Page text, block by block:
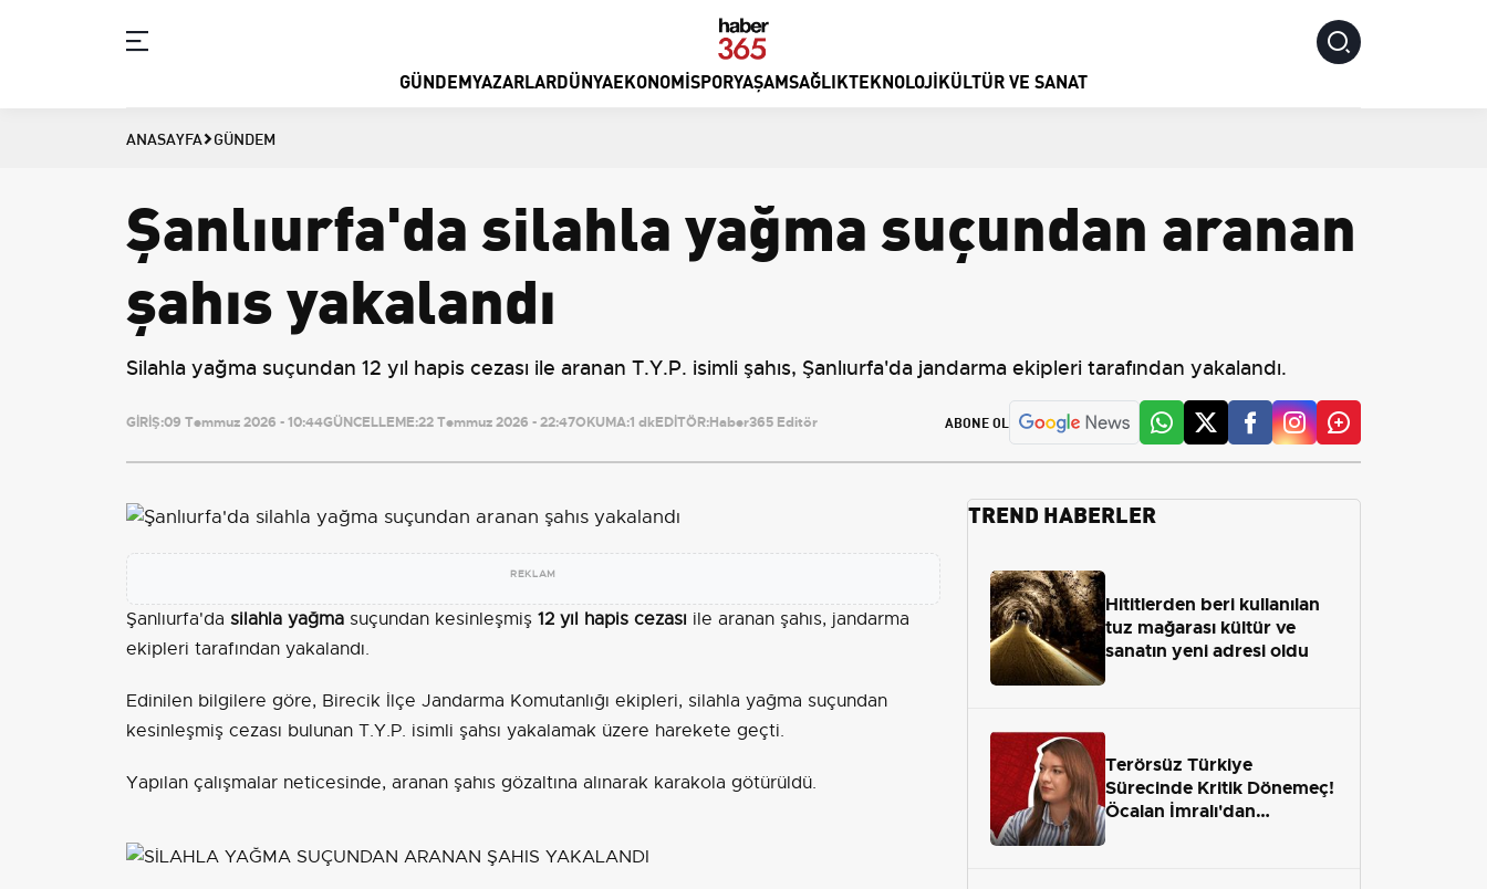
GÜNDEMYAZARLARDÜNYAEKONOMISPORYAŞAMSAĞLIKTEKNOLOJIKÜLTÜR VE SANAT
ANASAYFA GÜNDEM
Şanlıurfa'da silahla yağma suçundan aranan
şahıs yakalandı
Silahla yağma suçundan 12 yıl hapis cezası ile aranan T.Y.P. isimli şahıs, Şanlıurfa'da jandarma ekipleri tarafından yakalandı.
GİRİŞ:09 Temmuz 2026 - 10:44GÜNCELLEME:22 Temmuz 2026 - 22:47OKUMA:1 dkEDİTÖR:Haber365 Editör ABONE OL
REKLAM
Şanlıurfa'da silahla yağma suçundan kesinleşmiş 12 yıl hapis cezası ile aranan şahıs, jandarma
ekipleri tarafından yakalandı.
Edinilen bilgilere göre, Birecik İlçe Jandarma Komutanlığı ekipleri, silahla yağma suçundan
kesinleşmiş cezası bulunan T.Y.P. isimli şahsı yakalamak üzere harekete geçti.
Yapılan çalışmalar neticesinde, aranan şahıs gözaltına alınarak karakola götürüldü.
TREND HABERLER
Hititlerden beri kullanılan
tuz mağarası kültür ve
sanatın yeni adresi oldu
Terörsüz Türkiye
Sürecinde Kritik Dönemeç!
Öcalan İmralı'dan